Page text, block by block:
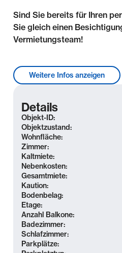
Sind Sie bereits für Ihren
Sie gleich einen
Vermietungsteam!
Lage & Umgebung
Kombination aus
entspanntem
zu einem der begehrtesten
Sanierte
Jugendstils, Villen und
die Architektur des
Als Anziehungspunkt für
bietet die Südvorstadt
Ausgehen und Erholen.
Kneipenmeile ist die Karl-
befinden sich angesagte
und Szeneläden. Aber auch
Weitere Infos anzeigen
Details
Objekt-ID:
Objektzustand:
Wohnfläche:
Zimmer:
Kaltmiete:
Nebenkosten:
Gesamtmiete:
Kaution:
Bodenbelag:
Etage:
Anzahl Balkone:
Badezimmer:
Schlafzimmer:
Parkplätze: